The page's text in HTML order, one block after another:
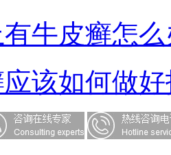
牛皮癣怎
该如何做